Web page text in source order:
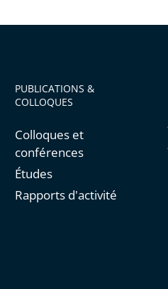
PUBLICATIONS &
COLLOQUES
Colloques et
conférences
Études
Rapports d'activité